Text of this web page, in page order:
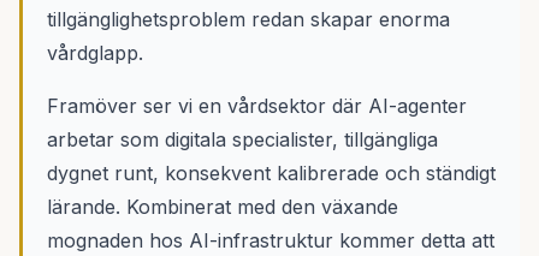
tillgänglighetsproblem redan skapar enorma
vårdglapp.
Framöver ser vi en vårdsektor där AI-agenter
arbetar som digitala specialister, tillgängliga
dygnet runt, konsekvent kalibrerade och ständigt
lärande. Kombinerat med den växande
mognaden hos AI-infrastruktur kommer detta att